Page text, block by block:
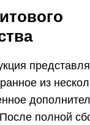
из
полной